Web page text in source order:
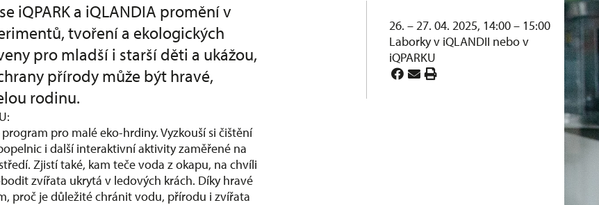
iQPARK a iQLANDIA promění v
tvoření a ekologických
pro mladší i starší děti a ukážou,
přírody může být hravé,
rodinu.
pro malé eko-hrdiny. Vyzkouší si čištění
i další interaktivní aktivity zaměřené na
Zjistí také, kam teče voda z okapu, na chvíli
zvířata ukrytá v ledových krách. Díky hravé
proč je důležité chránit vodu, přírodu i zvířata
26. – 27. 04. 2025, 14:00 – 15:00
Laborky v iQLANDII nebo v
iQPARKU